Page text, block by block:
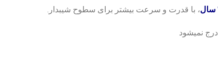
، با قدرت و سرعت بیشتر برای سطوح شیبدار.
درج نمیشود